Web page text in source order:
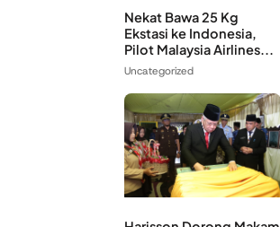
Nekat Bawa 25 Kg
Ekstasi ke Indonesia,
Pilot Malaysia Airlines...
Uncategorized